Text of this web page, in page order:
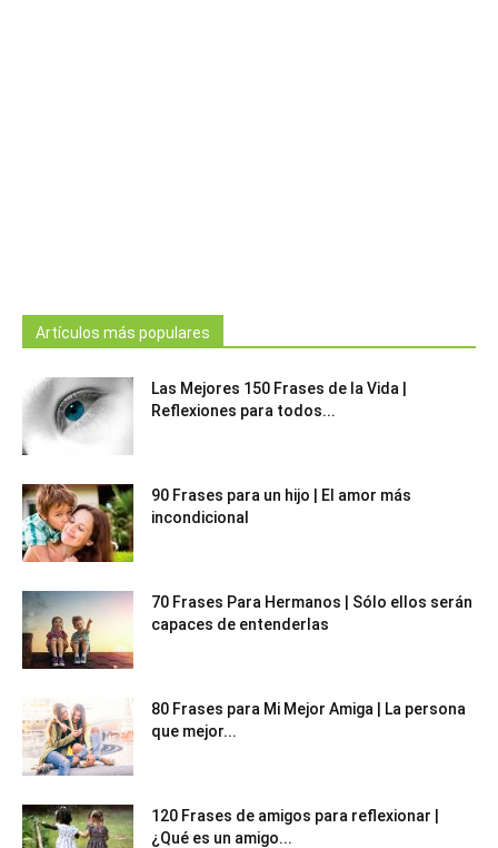
Artículos más populares
Las Mejores 150 Frases de la Vida |
Reflexiones para todos...
90 Frases para un hijo | El amor más
incondicional
70 Frases Para Hermanos | Sólo ellos serán
capaces de entenderlas
80 Frases para Mi Mejor Amiga | La persona
que mejor...
120 Frases de amigos para reflexionar |
¿Qué es un amigo...